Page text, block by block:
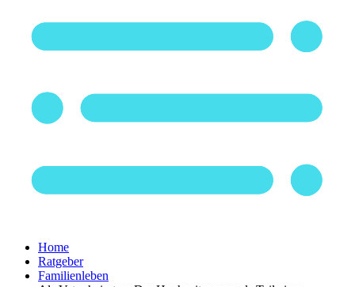
Home
Ratgeber
Familienleben